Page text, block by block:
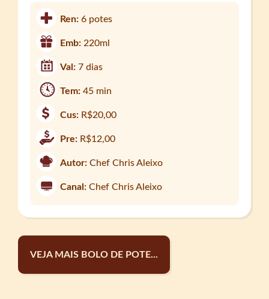
Ren:6 potes
Emb:220ml
Val:7 dias
Tem:45 min
Cus: R$20,00
Pre: R$12,00
Autor: Chef Chris Aleixo
Canal: Chef Chris Aleixo
VEJA MAIS BOLO DE POTE...